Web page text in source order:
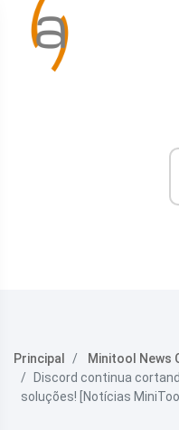
Principal
Minitool News
Discord continua
soluções! [Notícias MiniTool]